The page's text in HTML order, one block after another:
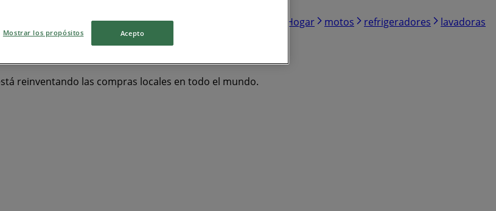
Ropa, Zapatos y Accesorios Hogar motos refrigeradores
lavadoras
reinventando las compras locales en todo el mundo.
Mostrar los propósitos Acepto